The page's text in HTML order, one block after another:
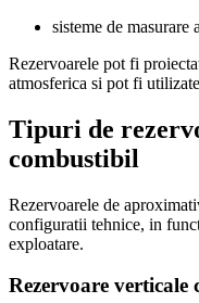
sisteme de
Rezervoarele pot fi
atmosferica si pot fi
Tipuri de
combustibil
Rezervoarele de
configuratii tehnice, in
exploatare.
Rezervoare verticale